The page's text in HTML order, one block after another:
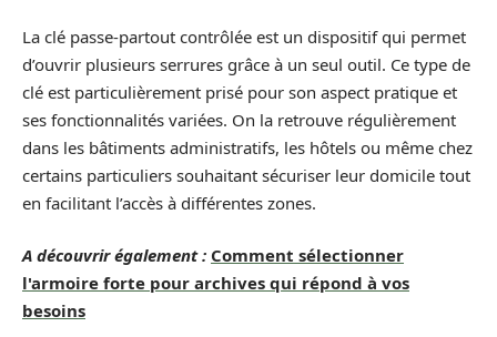
La clé passe-partout contrôlée est un dispositif qui permet
d’ouvrir plusieurs serrures grâce à un seul outil. Ce type de
clé est particulièrement prisé pour son aspect pratique et
ses fonctionnalités variées. On la retrouve régulièrement
dans les bâtiments administratifs, les hôtels ou même chez
certains particuliers souhaitant sécuriser leur domicile tout
en facilitant l’accès à différentes zones.
A découvrir également : Comment sélectionner
l'armoire forte pour archives qui répond à vos
besoins